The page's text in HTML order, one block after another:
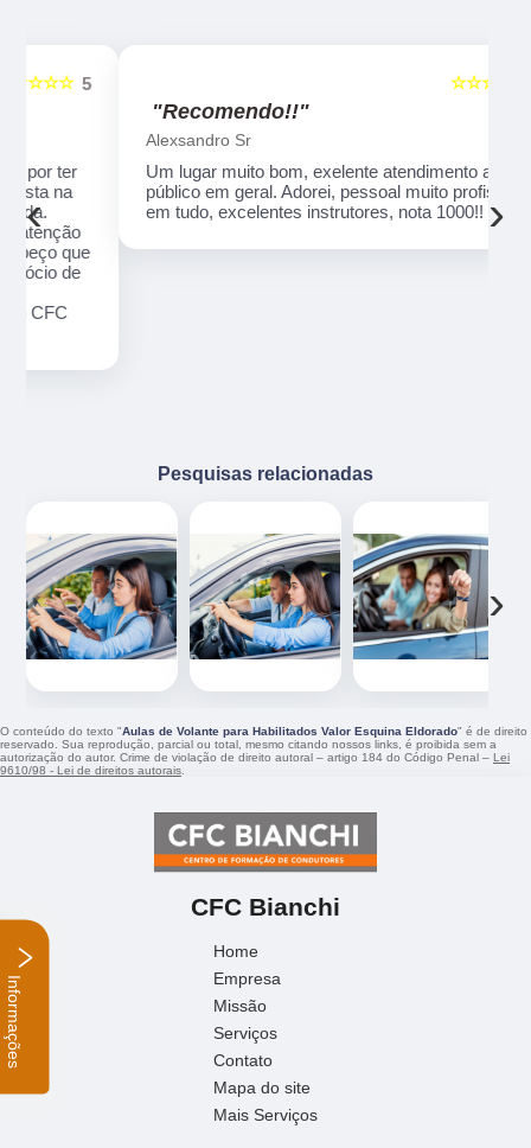
5
"Recomendo!!"
Alexsandro Sr
Um lugar muito bom, exelente atendimento ao
público em geral. Adorei, pessoal muito profissional
em tudo, excelentes instrutores, nota 1000!!
‹ ›
Pesquisas relacionadas
‹ ›
O conteúdo do texto "Aulas de Volante para Habilitados Valor Esquina Eldorado" é de direito
reservado. Sua reprodução, parcial ou total, mesmo citando nossos links, é proibida sem a
autorização do autor. Crime de violação de direito autoral – artigo 184 do Código Penal – Lei
9610/98 - Lei de direitos autorais
CFC Bianchi
Home
Empresa
Missão
Serviços
Contato
Mapa do site
Mais Serviços
Informações